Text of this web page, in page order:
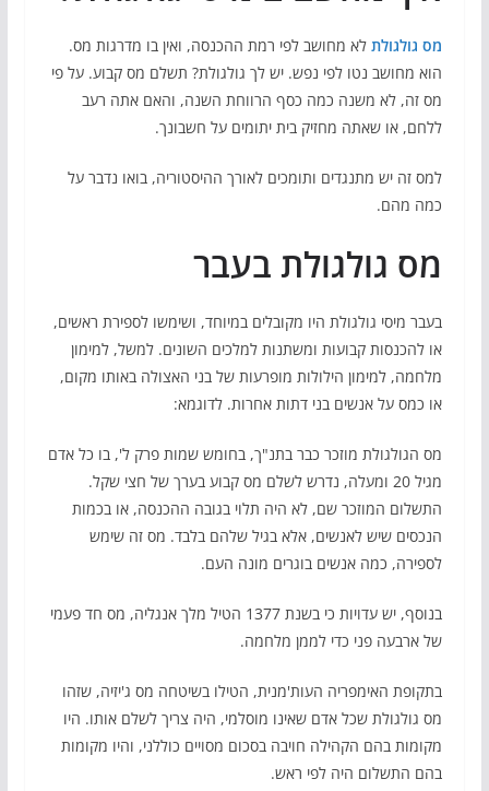
מס גולגולתלא מחושב לפי רמת ההכנסה, ואין בו מדרגות מס.
הוא מחושב נטו לפי נפש. יש לך גולגולת? תשלם מס קבוע. על פי
מס זה, לא משנה כמה כסף הרווחת השנה, והאם אתה רעב
ללחם, או שאתה מחזיק בית יתומים על חשבונך.
למס זה יש מתנגדים ותומכים לאורך ההיסטוריה, בואו נדבר על
כמה מהם.
מס גולגולת בעבר
בעבר מיסי גולגולת היו מקובלים במיוחד, ושימשו לספירת ראשים,
או להכנסות קבועות ומשתנות למלכים השונים. למשל, למימון
מלחמה, למימון הילולות מופרעות של בני האצולה באותו מקום,
או כמס על אנשים בני דתות אחרות. לדוגמא:
מס הגולגולת מוזכר כבר בתנ"ך, בחומש שמות פרק ל', בו כל אדם
מגיל 20 ומעלה, נדרש לשלם מס קבוע בערך של חצי שקל.
התשלום המוזכר שם, לא היה תלוי בגובה ההכנסה, או בכמות
הנכסים שיש לאנשים, אלא בגיל שלהם בלבד. מס זה שימש
לספירה, כמה אנשים בוגרים מונה העם.
בנוסף, יש עדויות כי בשנת 1377 הטיל מלך אנגליה, מס חד פעמי
של ארבעה פני כדי לממן מלחמה.
בתקופת האימפריה העות'מנית, הטילו בשיטחה מס ג'יזיה, שזהו
מס גולגולת שכל אדם שאינו מוסלמי, היה צריך לשלם אותו. היו
מקומות בהם הקהילה חויבה בסכום מסויים כוללני, והיו מקומות
בהם התשלום היה לפי ראש.